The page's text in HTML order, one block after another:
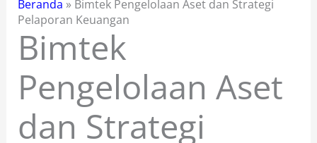
Beranda » Bimtek Pengelolaan Aset dan Strategi
Pelaporan Keuangan
Bimtek
Pengelolaan Aset
dan Strategi